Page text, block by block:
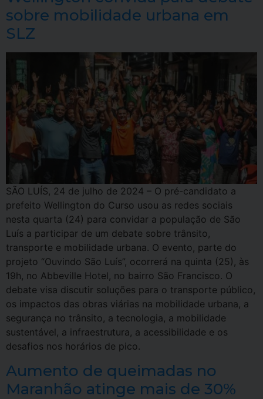
sobre mobilidade urbana em
SLZ
SÃO LUÍS, 24 de julho de 2024 – O pré-candidato a
prefeito Wellington do Curso usou as redes sociais
nesta quarta (24) para convidar a população de São
Luís a participar de um debate sobre trânsito,
transporte e mobilidade urbana. O evento, parte do
projeto “Ouvindo São Luís”, ocorrerá na quinta (25), às
19h, no Abbeville Hotel, no bairro São Francisco. O
debate visa discutir soluções para o transporte público,
os impactos das obras viárias na mobilidade urbana, a
segurança no trânsito, a tecnologia, a mobilidade
sustentável, a infraestrutura, a acessibilidade e os
desafios nos horários de pico.
Aumento de queimadas no
Maranhão atinge mais de 30%